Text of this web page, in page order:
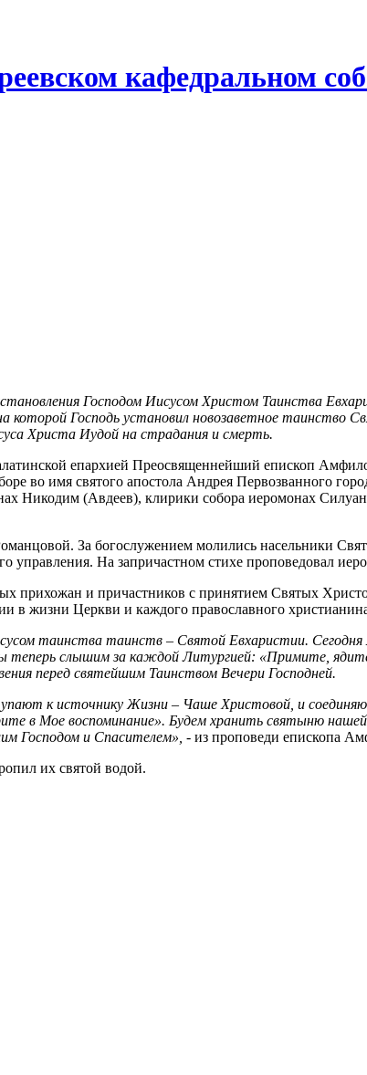
кафедральном
Господом Иисусом Христом Таинства
Господь установил новозаветное таинство
Христа Иудой на страдания и смерть.
епархией Преосвященнейший епископ
во имя святого апостола Андрея Первозванного
Никодим (Авдеев), клирики собора иеромонах
За богослужением молились насельники
управления. На запричастном стихе проповедовал
прихожан и причастников с принятием Святых
в жизни Церкви и каждого православного
таинства таинств – Святой Евхаристии.
теперь слышим за каждой Литургией: «Примите,
перед святейшим Таинством Вечери Господней.
к источнику Жизни – Чаше Христовой, и
в Мое воспоминание». Будем хранить святыню
Господом и Спасителем», - из проповеди епископа
их святой водой.